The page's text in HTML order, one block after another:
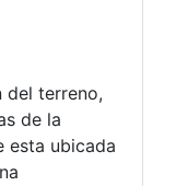
del terreno,
de la
esta ubicada